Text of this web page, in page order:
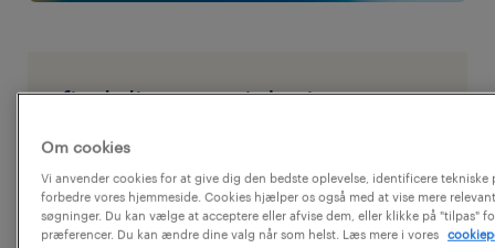
find dit næste job via os
Hos Randstad har vi mange kunder,
som har brug for dygtige
maskinoperatører. Registrér dig i vores
Om cookies
Vi anvender cookies for at give dig den bedste oplevelse, identificere tekniske
forbedre vores hjemmeside. Cookies hjælper os også med at vise mere
søgninger. Du kan vælge at acceptere eller afvise dem, eller klikke på "tilpas"
præferencer. Du kan ændre dine valg når som helst. Læs mere i vores